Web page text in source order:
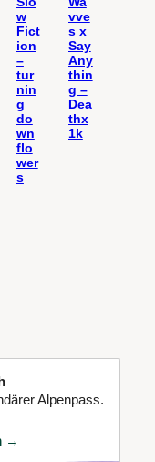
w
Fict
ion
–
tur
nin
g
do
wn
flo
wer
s
vve
s x
Say
Any
thin
g –
Dea
thx
1k
Alpenpass.
→